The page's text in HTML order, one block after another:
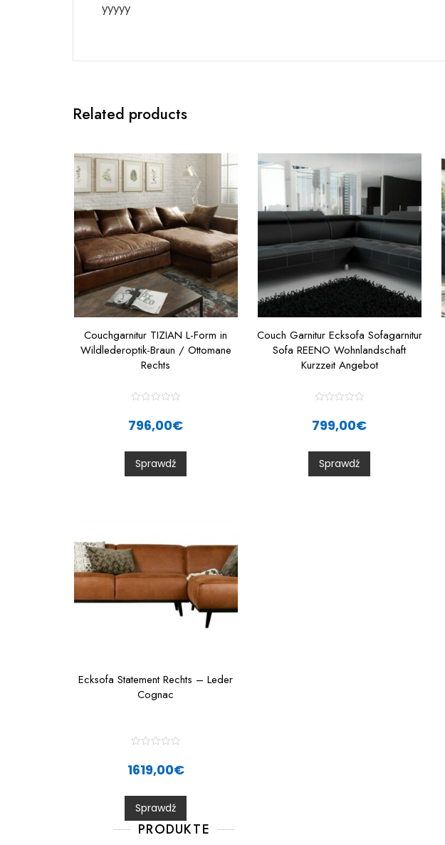
yyyyy
Related products
Couchgarnitur TIZIAN L-Form in
Wildlederoptik-Braun / Ottomane
Rechts
t
0
o
u
t
796,00€
Sprawdź
Couch Garnitur Ecksofa Sofagarnitur
Sofa REENO Wohnlandschaft
Kurzzeit Angebot
t
0
o
u
t
799,00€
Sprawdź
Ecksofa Statement Rechts – Leder
Cognac
a
t
0
o
u
t
1619,00€
Sprawdź
PRODUKTE